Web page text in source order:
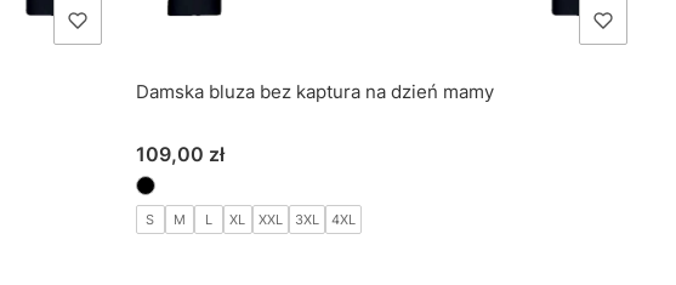
Damska bluza bez kaptura na dzień mamy
Cena
109,00 zł
S M L XL XXL 3XL 4XL